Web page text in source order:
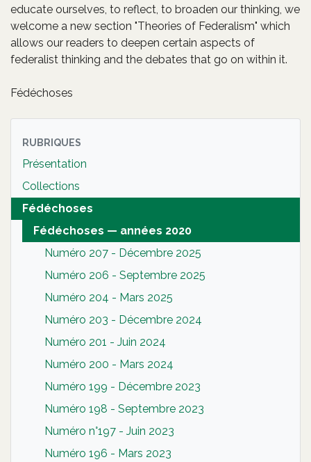
educate ourselves, to reflect, to broaden our thinking, we
welcome a new section "Theories of Federalism" which
allows our readers to deepen certain aspects of
federalist thinking and the debates that go on within it.
Fédéchoses
RUBRIQUES
Présentation
Collections
Fédéchoses
Fédéchoses — années 2020
Numéro 207 - Décembre 2025
Numéro 206 - Septembre 2025
Numéro 204 - Mars 2025
Numéro 203 - Décembre 2024
Numéro 201 - Juin 2024
Numéro 200 - Mars 2024
Numéro 199 - Décembre 2023
Numéro 198 - Septembre 2023
Numéro n°197 - Juin 2023
Numéro 196 - Mars 2023